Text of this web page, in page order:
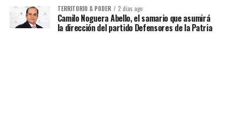
TERRITORIO & PODER 2 días ago
Camilo Noguera Abello, el samario que asumirá
la dirección del partido Defensores de la Patria